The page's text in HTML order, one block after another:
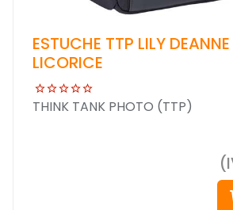
ESTUCHE TTP LILY
LICORICE
THINK TANK PHOTO (TTP)